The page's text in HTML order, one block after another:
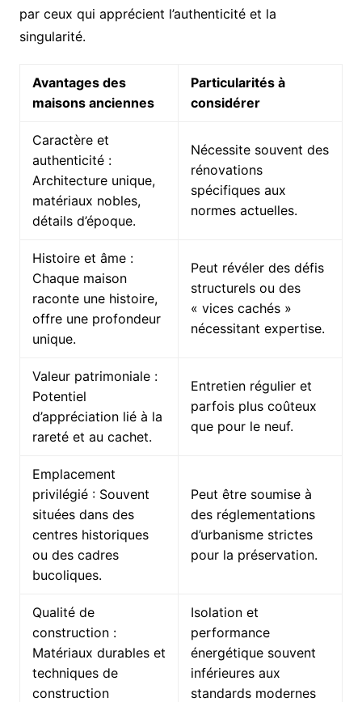
par ceux qui apprécient l’authenticité et la
singularité.
Avantages des
maisons anciennes
Particularités à
considérer
Caractère et
authenticité :
Architecture unique,
matériaux nobles,
détails d’époque.
Nécessite souvent des
rénovations
spécifiques aux
normes actuelles.
Histoire et âme :
Chaque maison
raconte une histoire,
offre une profondeur
unique.
Peut révéler des défis
structurels ou des
« vices cachés »
nécessitant expertise.
Valeur patrimoniale :
Potentiel
d’appréciation lié à la
rareté et au cachet.
Entretien régulier et
parfois plus coûteux
que pour le neuf.
Emplacement
privilégié : Souvent
situées dans des
centres historiques
ou des cadres
bucoliques.
Peut être soumise à
des réglementations
d’urbanisme strictes
pour la préservation.
Qualité de
construction :
Matériaux durables et
techniques de
construction
Isolation et
performance
énergétique souvent
inférieures aux
standards modernes